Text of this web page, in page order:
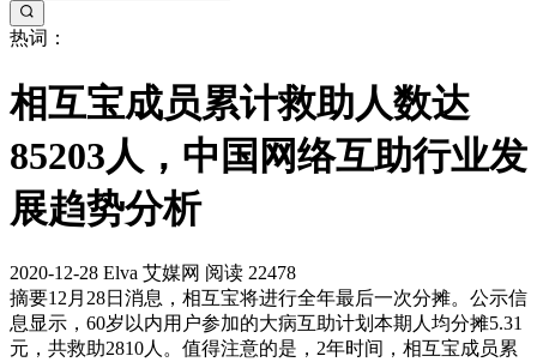
热词：
相互宝成员累计救助人数达
85203人，中国网络互助行业发
展趋势分析
2020-12-28 Elva 艾媒网 阅读 22478
摘要12月28日消息，相互宝将进行全年最后一次分摊。公示信
息显示，60岁以内用户参加的大病互助计划本期人均分摊5.31
元，共救助2810人。值得注意的是，2年时间，相互宝成员累